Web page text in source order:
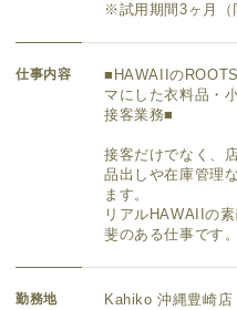
※試用期間3ヶ月（
仕事内容
■HAWAIIの
マにした衣料品・
接客業務■
接客だけでなく、
品出しや在庫管理
ます。
リアルHAWAIIの
斐のある仕事です。
勤務地
Kahiko 沖縄豊崎店